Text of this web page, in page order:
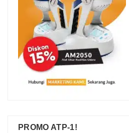
PROMO ATP-1!